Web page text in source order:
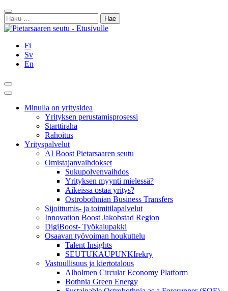
Siirry
sisältöön
Sulje
Haku:
Fi
Sv
En
Hae
Päävalikko
Minulla on yritysidea
Yrityksen perustamisprosessi
Starttiraha
Rahoitus
Yrityspalvelut
AI Boost Pietarsaaren seutu
Omistajanvaihdokset
Sukupolvenvaihdos
Yrityksen myynti mielessä?
Aikeissa ostaa yritys?
Ostrobothnian Business Transfers
Sijoittumis- ja toimitilapalvelut
Innovation Boost Jakobstad Region
DigiBoost- Työkalupakki
Osaavan työvoiman houkuttelu
Talent Insights
SEUTUKAUPUNKIrekry
Vastuullisuus ja kiertotalous
Alholmen Circular Economy Platform
Bothnia Green Energy